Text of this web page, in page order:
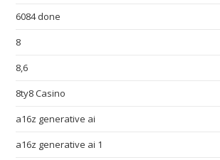
6084 done
8
8,6
8ty8 Casino
a16z generative ai
a16z generative ai 1